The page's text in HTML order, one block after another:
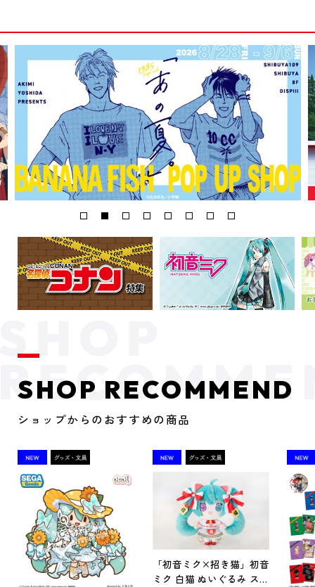
SHOP RECOMMEND
ショップからのおすすめの商品
「初音ミク×招き猫」初音
ミク 白猫 ぬいぐるみ スタ